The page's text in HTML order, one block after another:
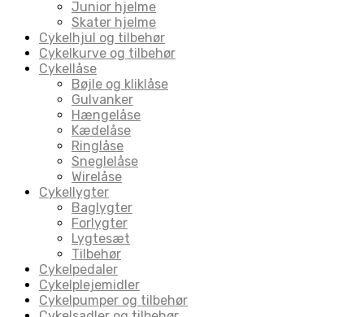
Junior hjelme
Skater hjelme
Cykelhjul og tilbehør
Cykelkurve og tilbehør
Cykellåse
Bøjle og kliklåse
Gulvanker
Hængelåse
Kædelåse
Ringlåse
Sneglelåse
Wirelåse
Cykellygter
Baglygter
Forlygter
Lygtesæt
Tilbehør
Cykelpedaler
Cykelplejemidler
Cykelpumper og tilbehør